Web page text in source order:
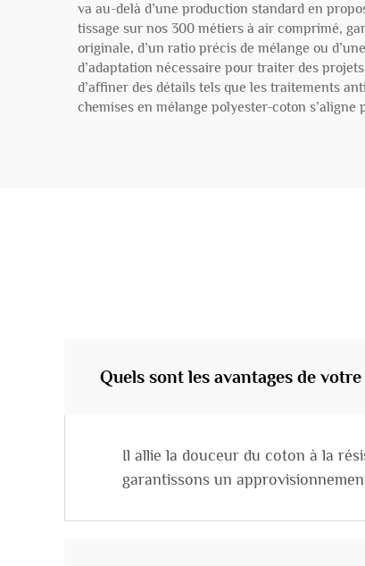
va au-delà d’une production standard en
tissage sur nos 300 métiers à air comprimé,
originale, d’un ratio précis de mélange ou
d’adaptation nécessaire pour traiter des
d’affiner des détails tels que les traitements
chemises en mélange polyester-coton
Quels sont les avantages de
Il allie la douceur du coton à la
garantissons un